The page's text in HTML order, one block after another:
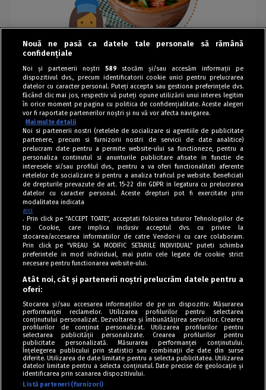
Tag index
Program Antena 1
Politica de cookies
Politica de confidențialitate
Termeni și condiții
Nouă ne pasă ca datele tale personale să rămână
confidențiale
Noi și partenerii noștri 589 stocăm și/sau accesăm informații pe
dispozitivul dvs., precum identificatorii cookie unici pentru prelucrarea
datelor cu caracter personal. Puteți accepta sau gestiona preferințele dvs.
făcând clic mai jos, respectiv vă puteți opune utilizării unui interes legitim
în orice moment pe pagina cu politica de confidențialitate. Aceste alegeri
vor fi raportate partenerilor noștri și nu vă vor afecta navigarea.
Mai multe detalii
Noi si partenerii nostri (retelele de socializare si agentiile de publicitate
partenere, precum si furnizorii nostri de servicii de date analitice)
prelucram date pentru a permite website-ului sa functioneze, pentru a
personaliza continutul si anunturile publicitare afisate in functie de
interesele si/sau profilul dvs., pentru a va oferi functionalitati aferente
retelelor de socializare si pentru a analiza traficul pe website. Beneficiati
de drepturile prevazute de art. 15-22 din GDPR in legatura cu prelucrarea
datelor cu caracter personal. Aceste drepturi pot fi exercitate prin
modalitatea indicata
aici
. Prin click pe “ACCEPT TOATE”, acceptati folosirea tuturor Tehnologiilor de
tip Cookie, care implica inclusiv acceptul dvs. cu privire la
stocarea/accesarea informatiilor de catre Vendor-ii cu care colaboram.
Prin click pe “VREAU SA MODIFIC SETARILE INDIVIDUAL” puteti schimba
preferintele in mod individual, mai putin cele legate de cookie strict
necesare pentru functionarea website-ului.
Atât noi, cât și partenerii noștri prelucrăm datele pentru a
oferi:
Stocarea și/sau accesarea informațiilor de pe un dispozitiv. Măsurarea
performanței reclamelor. Utilizarea profilurilor pentru selectarea
conținutului personalizat. Dezvoltarea și îmbunătățirea serviciilor. Crearea
profilurilor de conținut personalizat. Utilizarea profilurilor pentru
selectarea publicității personalizate. Crearea profilurilor pentru
publicitate personalizată. Măsurarea performanței conținutului.
Înțelegerea publicului prin statistici sau combinații de date din surse
diferite. Utilizarea de date limitate pentru a selecta publicitatea. Utilizarea
datelor limitate pentru a selecta conținutul. Date precise de geolocație și
identificarea prin scanarea dispozitivului.
Listă parteneri (furnizori)